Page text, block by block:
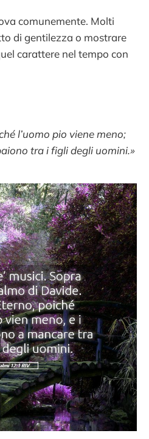
comunemente. Molti
di gentilezza o mostrare
carattere nel tempo con
l’uomo pio viene meno;
tra i figli degli uomini.»